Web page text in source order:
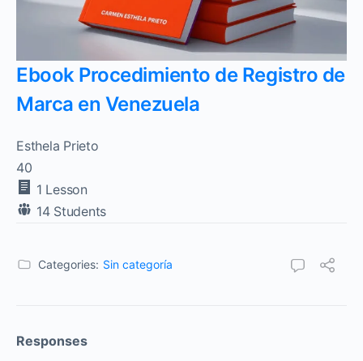
Ebook Procedimiento de Registro de
Marca en Venezuela
Esthela Prieto
40
1 Lesson
14 Students
Categories: Sin categoría
Responses